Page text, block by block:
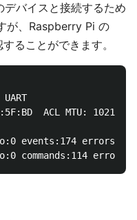
バイスと接続するため
が、Raspberry Pi の
ることができます。